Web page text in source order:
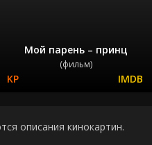
Мой парень – принц
(фильм)
описания кинокартин.